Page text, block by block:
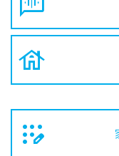
house
app_registration